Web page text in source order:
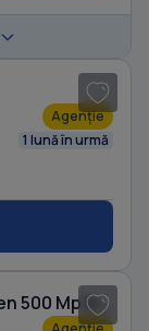
Agenție
1 lună în urmă
Casă individuală cu 3 camere cu Teren 500 Mp în Est